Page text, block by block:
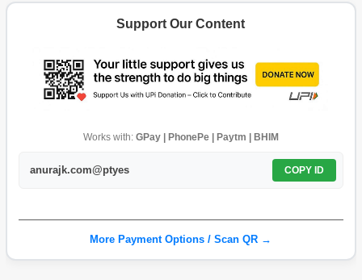
Support Our Content
Works with: GPay | PhonePe | Paytm | BHIM
anurajk.com@ptyes COPY ID
More Payment Options / Scan QR →